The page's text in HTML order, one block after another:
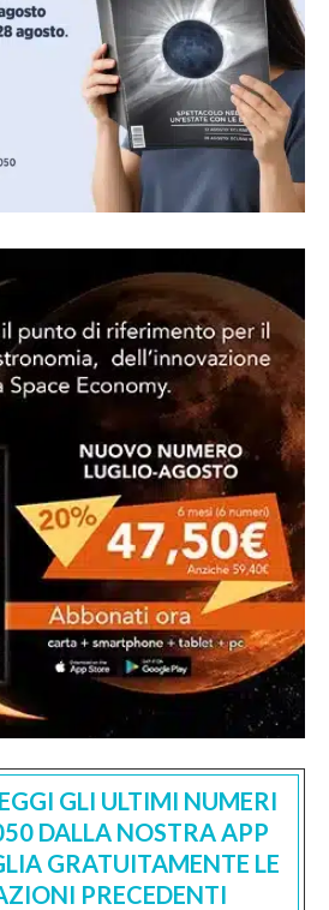
GLI ULTIMI NUMERI
DALLA NOSTRA APP
GRATUITAMENTE LE
PRECEDENTI